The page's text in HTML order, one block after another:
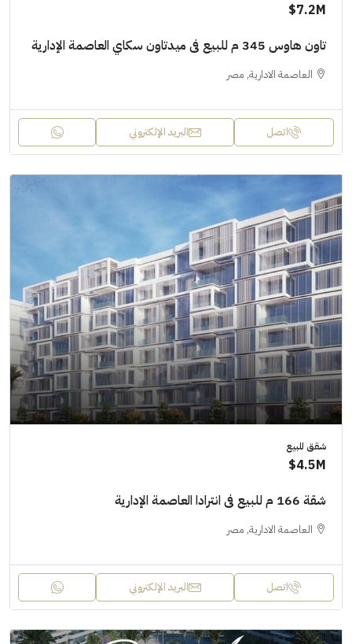
7.2M$
تاون هاوس 345 م للبيع فى ميدتاون سكاي العاصمة الإدارية
العاصمة الادارية, مصر
اتصل البريد الإلكتروني
شقق للبيع
4.5M$
شقة 166 م للبيع فى انترادا العاصمة الإدارية
العاصمة الادارية, مصر
اتصل البريد الإلكتروني